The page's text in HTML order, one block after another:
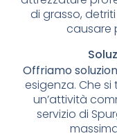
di grasso,
causare
Offriamo
esigenza. Che
un’attività
servizio di